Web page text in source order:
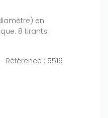
en
8 tirants.
Référence : 5519